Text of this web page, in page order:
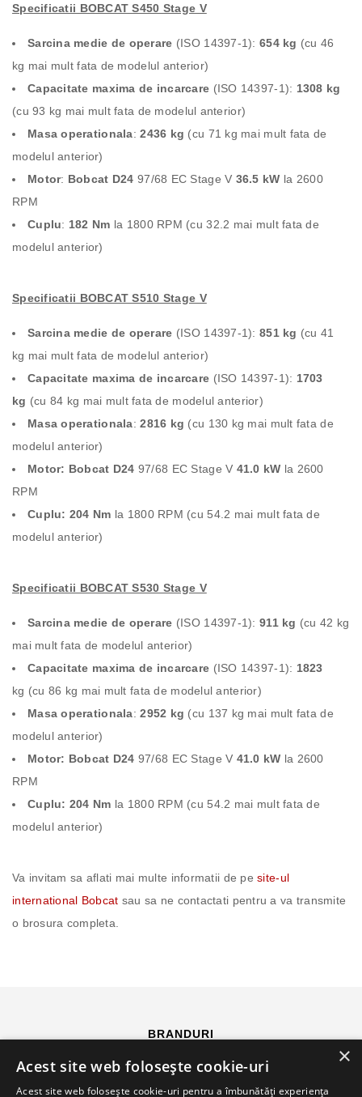
Specificatii BOBCAT S450 Stage V
Sarcina medie de operare (ISO 14397-1):654 kg (cu 46
kg mai mult fata de modelul anterior)
Capacitate maxima de incarcare (ISO 14397-1): 1308 kg
(cu 93 kg mai mult fata de modelul anterior)
Masa operationala:2436 kg (cu 71 kg mai mult fata de
modelul anterior)
Motor: Bobcat D24 97/68 EC Stage V 36.5 kW la 2600
RPM
Cuplu: 182 Nm la 1800 RPM (cu 32.2 mai mult fata de
modelul anterior)
Specificatii BOBCAT S510 Stage V
Sarcina medie de operare (ISO 14397-1):851 kg (cu 41
kg mai mult fata de modelul anterior)
Capacitate maxima de incarcare (ISO 14397-1): 1703
kg (cu 84 kg mai mult fata de modelul anterior)
Masa operationala:2816 kg (cu 130 kg mai mult fata de
modelul anterior)
Motor: Bobcat D24 97/68 EC Stage V 41.0 kW la 2600
RPM
Cuplu: 204 Nm la 1800 RPM (cu 54.2 mai mult fata de
modelul anterior)
Specificatii BOBCAT S530 Stage V
Sarcina medie de operare (ISO 14397-1):911 kg (cu 42 kg
mai mult fata de modelul anterior)
Capacitate maxima de incarcare (ISO 14397-1): 1823
kg (cu 86 kg mai mult fata de modelul anterior)
Masa operationala:2952 kg (cu 137 kg mai mult fata de
modelul anterior)
Motor: Bobcat D24 97/68 EC Stage V 41.0 kW la 2600
RPM
Cuplu: 204 Nm la 1800 RPM (cu 54.2 mai mult fata de
modelul anterior)
Va invitam sa aflati mai multe informatii de pesite-ul
international Bobcat sau sa ne contactati pentru a va transmite
o brosura completa.
BRANDURI
×
Acest site web folosește cookie-uri
Acest site web folosește cookie-uri pentru a îmbunătăți experiența